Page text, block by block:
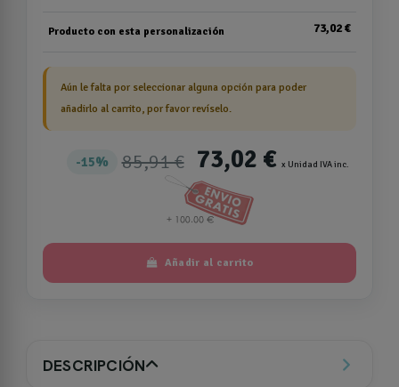
Producto con esta personalización 73,02 €
Aún le falta por seleccionar alguna opción para poder
añadirlo al carrito, por favor revíselo.
15% 85,91 € 73,02 € x Unidad IVA inc.
Añadir al carrito
DESCRIPCIÓN